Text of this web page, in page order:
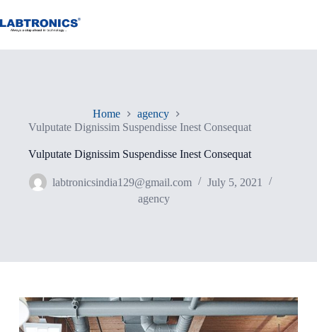
to
content
Home
agency
Vulputate Dignissim Suspendisse Inest Consequat
Vulputate Dignissim Suspendisse Inest Consequat
labtronicsindia129@gmail.com
July 5, 2021
agency